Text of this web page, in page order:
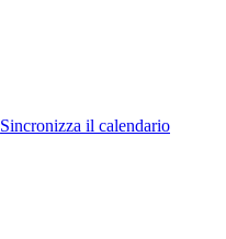
Sincronizza il calendario